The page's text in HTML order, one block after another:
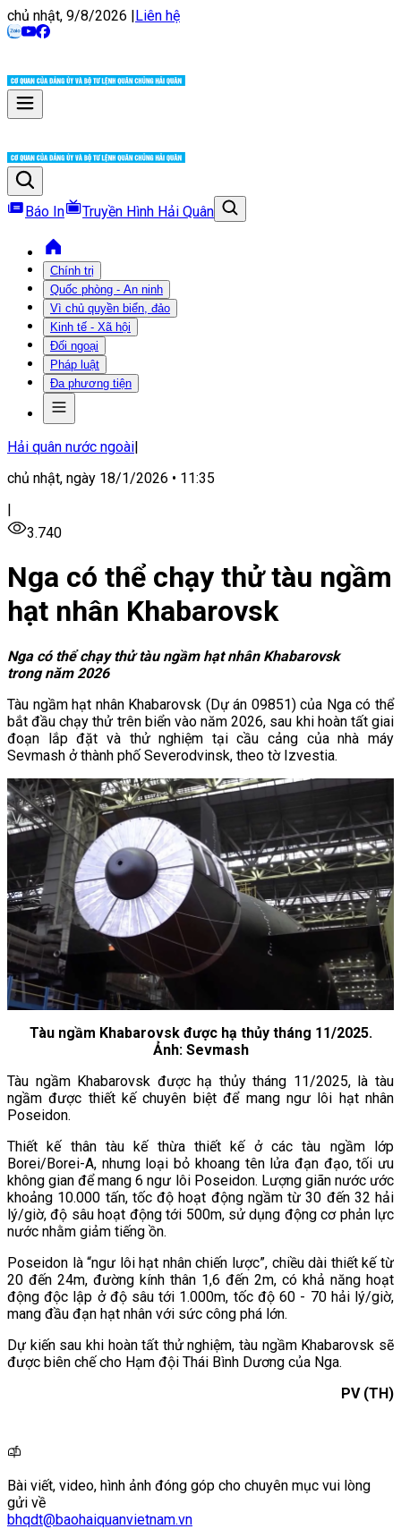
chủ nhật, 9/8/2026 |Liên hệ
Báo In Truyền Hình Hải Quân
Chính trị
Quốc phòng - An ninh
Vì chủ quyền biển, đảo
Kinh tế - Xã hội
Đối ngoại
Pháp luật
Đa phương tiện
Hải quân nước ngoài|
chủ nhật, ngày 18/1/2026 • 11:35
|
3.740
Nga có thể chạy thử tàu ngầm
hạt nhân Khabarovsk
Nga có thể chạy thử tàu ngầm hạt nhân Khabarovsk
trong năm 2026
Tàu ngầm hạt nhân Khabarovsk (Dự án 09851) của Nga có thể
bắt đầu chạy thử trên biển vào năm 2026, sau khi hoàn tất giai
đoạn lắp đặt và thử nghiệm tại cầu cảng của nhà máy
Sevmash ở thành phố Severodvinsk, theo tờ Izvestia.
Tàu ngầm Khabarovsk được hạ thủy tháng 11/2025.
Ảnh: Sevmash
Tàu ngầm Khabarovsk được hạ thủy tháng 11/2025, là tàu
ngầm được thiết kế chuyên biệt để mang ngư lôi hạt nhân
Poseidon.
Thiết kế thân tàu kế thừa thiết kế ở các tàu ngầm lớp
Borei/Borei-A, nhưng loại bỏ khoang tên lửa đạn đạo, tối ưu
không gian để mang 6 ngư lôi Poseidon. Lượng giãn nước ước
khoảng 10.000 tấn, tốc độ hoạt động ngầm từ 30 đến 32 hải
lý/giờ, độ sâu hoạt động tới 500m, sử dụng động cơ phản lực
nước nhằm giảm tiếng ồn.
Poseidon là “ngư lôi hạt nhân chiến lược”, chiều dài thiết kế từ
20 đến 24m, đường kính thân 1,6 đến 2m, có khả năng hoạt
động độc lập ở độ sâu tới 1.000m, tốc độ 60 - 70 hải lý/giờ,
mang đầu đạn hạt nhân với sức công phá lớn.
Dự kiến sau khi hoàn tất thử nghiệm, tàu ngầm Khabarovsk sẽ
được biên chế cho Hạm đội Thái Bình Dương của Nga.
PV (TH)
Bài viết, video, hình ảnh đóng góp cho chuyên mục vui lòng
gửi về
bhqdt@baohaiquanvietnam.vn